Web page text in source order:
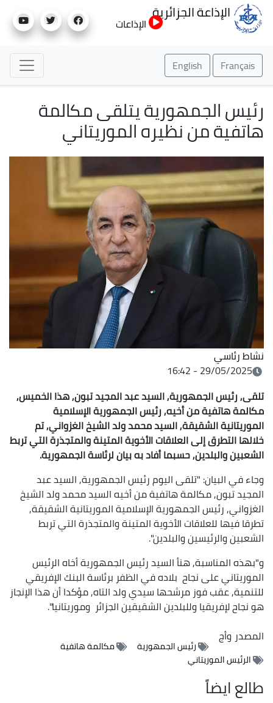
إلى
الإذاعة الجزائرية
الإذاعات
Français
English
رئيس الجمهورية يتلقى مكالمة
هاتفية من نظيره الموريتاني
نشاط رئاسي
29/05/2025 - 16:42
تلقى, رئيس الجمهورية, السيد عبد المجيد تبون, هذا الخميس,
مكالمة هاتفية من أخيه, رئيس الجمهورية الإسلامية
الموريتانية الشقيقة, السيد محمد ولد الشيخ الغزواني, تم
خلالها التطرق إلى العلاقات الأخوية المتينة والمتجذرة التي تربط
الشعبين والبلدين, حسبما أفاد به بيان لرئاسة الجمهورية.
وجاء في البيان: "تلقى اليوم رئيس الجمهورية, السيد عبد
المجيد تبون, مكالمة هاتفية من أخيه السيد محمد ولد الشيخ
الغزواني, رئيس الجمهورية الإسلامية الموريتانية الشقيقة,
تطرقا فيها للعلاقات الأخوية المتينة والمتجذرة التي تربط
الشعبين والرئيسين والبلدين".
و"بهذه المناسبة, هنأ السيد رئيس الجمهورية أخاه الرئيس
الموريتاني على نجاح بلاده في الظفر برئاسة البنك الإفريقي
للتنمية, عقب فوز مرشحها سيدي ولد التاه, مؤكدا أن هذا الإنجاز
هو نجاح لإفريقيا وللبلدين الشقيقين الجزائر وموريتانيا".
المصدروأج
رئيس الجمهورية
مكالمة هاتفية
الرئيس الموريتاني
طالع ايضاً